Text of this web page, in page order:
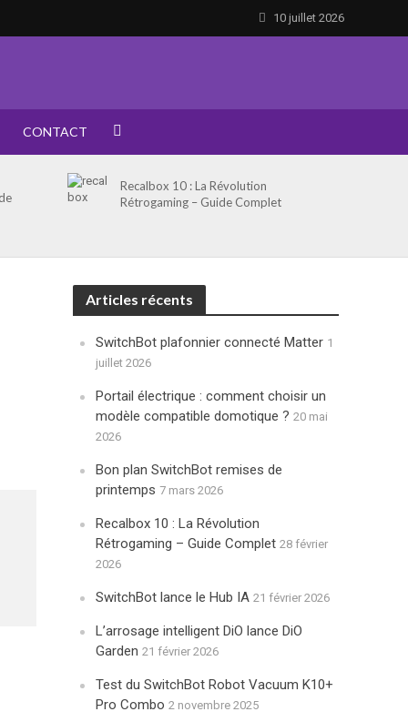
10 juillet 2026
CONTACT
Recalbox 10 : La Révolution
Rétrogaming – Guide Complet
Articles récents
SwitchBot plafonnier connecté Matter 1
juillet 2026
Portail électrique : comment choisir un
modèle compatible domotique ? 20 mai
2026
Bon plan SwitchBot remises de
printemps 7 mars 2026
Recalbox 10 : La Révolution
Rétrogaming – Guide Complet 28 février
2026
SwitchBot lance le Hub IA 21 février 2026
L’arrosage intelligent DiO lance DiO
Garden 21 février 2026
Test du SwitchBot Robot Vacuum K10+
Pro Combo 2 novembre 2025